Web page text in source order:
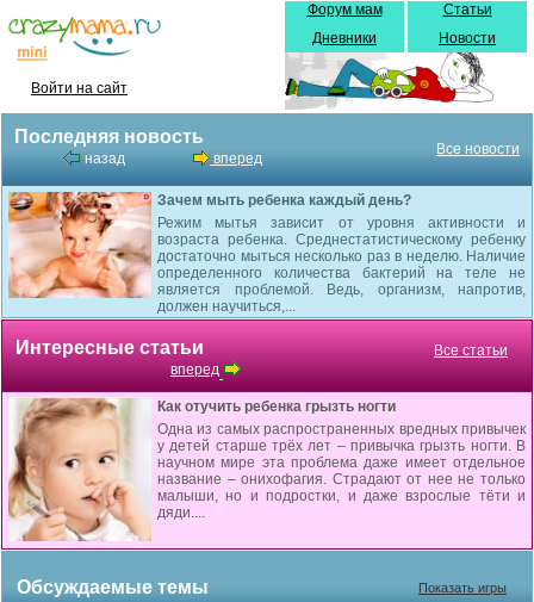
Войти на сайт
Форум мам
Дневники
Статьи
Новости
Последняя новость
назад вперед
Все новости
Зачем мыть ребенка каждый день?
Режим мытья зависит от уровня активности и
возраста ребенка. Среднестатистическому ребенку
достаточно мыться несколько раз в неделю. Наличие
определенного количества бактерий на теле не
является проблемой. Ведь, организм, напротив,
должен научиться,...
Интересные статьи
вперед
Все статьи
Как отучить ребенка грызть ногти
Одна из самых распространенных вредных привычек
у детей старше трёх лет – привычка грызть ногти. В
научном мире эта проблема даже имеет отдельное
название – онихофагия. Страдают от нее не только
малыши, но и подростки, и даже взрослые тёти и
дяди....
Обсуждаемые темы Показать игры